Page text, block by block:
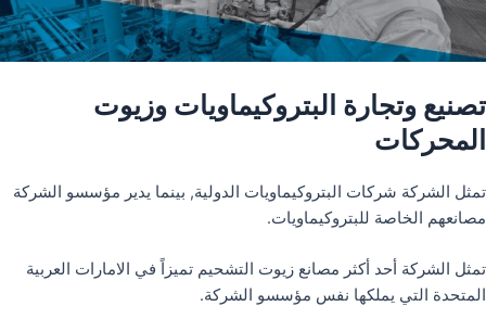
تصنيع وتجارة البتروكيماويات وزيوت
المحركات
تمثل الشركة شركات البتروكيماويات الدولية, بينما يدير مؤسسو الشركة
مصانعهم الخاصة للبتروكيماويات.
تمثل الشركة أحد أكثر مصانع زيوت التشحيم تميزاً في الامارات العربية
المتحدة التي يملكها نفس مؤسسو الشركة.